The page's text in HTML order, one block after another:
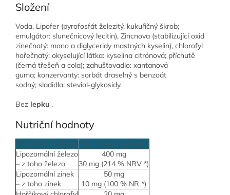
Složení
Voda, Lipofer (pyrofosfát železitý, kukuřičný škrob;
emulgátor: slunečnicový lecitin), Zincnova (stabilizující oxid
zinečnatý: mono a diglyceridy mastných kyselin), chlorofyl
hořečnatý; okyselující látka: kyselina citrónová; příchutě
(černá třešeň a cola); zahušťovadlo: xantanová
guma; konzervanty: sorbát draselný s benzoát
sodný; sladidla: steviol-glykosidy.
Bez lepku .
Nutriční hodnoty
Průměrné hodnoty
Na 1 balení tyčinek
Lipozomální železo
– z toho železo
400 mg
30 mg (214 % NRV *)
Lipozomální zinek
– z toho zinek
50 mg
10 mg (100 % NR *)